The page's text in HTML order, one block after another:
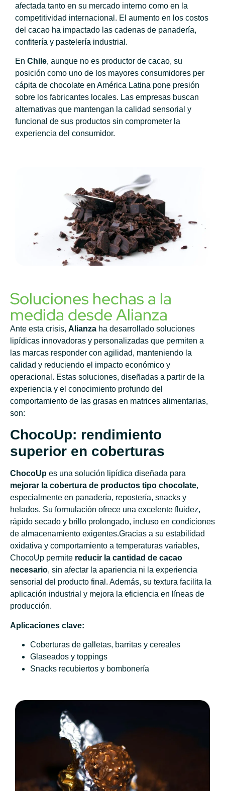
afectada tanto en su mercado interno como en la
competitividad internacional. El aumento en los costos
del cacao ha impactado las cadenas de panadería,
confitería y pastelería industrial.
En Chile, aunque no es productor de cacao, su
posición como uno de los mayores consumidores per
cápita de chocolate en América Latina pone presión
sobre los fabricantes locales. Las empresas buscan
alternativas que mantengan la calidad sensorial y
funcional de sus productos sin comprometer la
experiencia del consumidor.
Soluciones hechas a la
medida desde Alianza
Ante esta crisis, Alianza ha desarrollado soluciones
lipídicas innovadoras y personalizadas que permiten a
las marcas responder con agilidad, manteniendo la
calidad y reduciendo el impacto económico y
operacional. Estas soluciones, diseñadas a partir de la
experiencia y el conocimiento profundo del
comportamiento de las grasas en matrices alimentarias,
son:
ChocoUp: rendimiento
superior en coberturas
ChocoUp es una solución lipídica diseñada para
mejorar la cobertura de productos tipo chocolate,
especialmente en panadería, repostería, snacks y
helados. Su formulación ofrece una excelente fluidez,
rápido secado y brillo prolongado, incluso en condiciones
de almacenamiento exigentes.Gracias a su estabilidad
oxidativa y comportamiento a temperaturas variables,
ChocoUp permite reducir la cantidad de cacao
necesario, sin afectar la apariencia ni la experiencia
sensorial del producto final. Además, su textura facilita la
aplicación industrial y mejora la eficiencia en líneas de
producción.
Aplicaciones clave:
Coberturas de galletas, barritas y cereales
Glaseados y toppings
Snacks recubiertos y bombonería